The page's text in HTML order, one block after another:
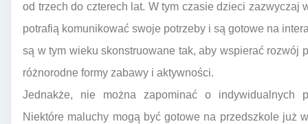
od trzech do czterech lat. W tym czasie dzieci
potrafią komunikować swoje potrzeby i są gotowe na
są w tym wieku skonstruowane tak, aby wspierać rozwój
różnorodne formy zabawy i aktywności.
Jednakże, nie można zapominać o indywidualnych
Niektóre maluchy mogą być gotowe na przedszkole już